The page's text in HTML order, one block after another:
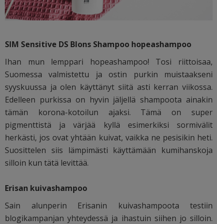
SIM Sensitive DS Blons Shampoo hopeashampoo
Ihan mun lemppari hopeashampoo! Tosi riittoisaa,
Suomessa valmistettu ja ostin purkin muistaakseni
syyskuussa ja olen käyttänyt siitä asti kerran viikossa.
Edelleen purkissa on hyvin jäljellä shampoota ainakin
tämän korona-kotoilun ajaksi. Tämä on super
pigmenttistä ja värjää kyllä esimerkiksi sormivälit
herkästi, jos ovat yhtään kuivat, vaikka ne pesisikin heti.
Suosittelen siis lämpimästi käyttämään kumihanskoja
silloin kun tätä levittää.
Erisan kuivashampoo
Sain alunperin Erisanin kuivashampoota testiin
blogikampanjan yhteydessä ja ihastuin siihen jo silloin.